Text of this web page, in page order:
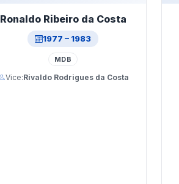
Ronaldo Ribeiro da Costa
1977 – 1983
MDB
Vice:Rivaldo Rodrigues da Costa